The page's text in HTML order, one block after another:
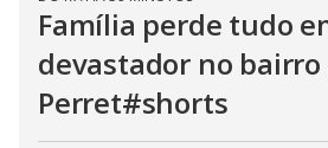
Família perde tudo
devastador no
Perret#shorts